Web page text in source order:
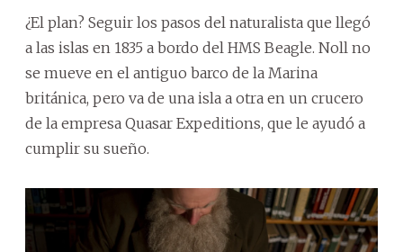
¿El plan? Seguir los pasos del naturalista que llegó
a las islas en 1835 a bordo del HMS Beagle. Noll no
se mueve en el antiguo barco de la Marina
británica, pero va de una isla a otra en un crucero
de la empresa Quasar Expeditions, que le ayudó a
cumplir su sueño.